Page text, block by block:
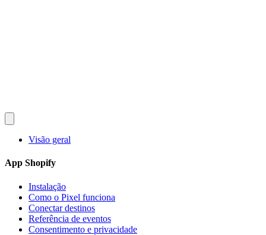
Visão geral
App Shopify
Instalação
Como o Pixel funciona
Conectar destinos
Referência de eventos
Consentimento e privacidade